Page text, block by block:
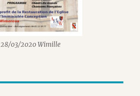
28/03/2020 Wimille